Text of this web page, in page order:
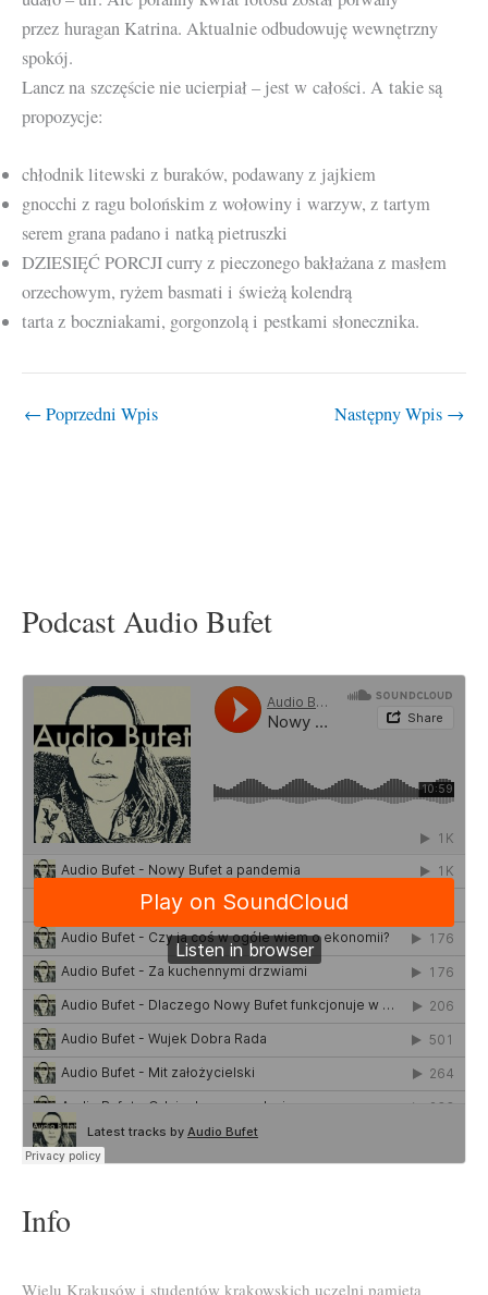
przez huragan Katrina. Aktualnie odbudowuję wewnętrzny
spokój.
Lancz na szczęście nie ucierpiał – jest w całości. A takie są
propozycje:
chłodnik litewski z buraków, podawany z jajkiem
gnocchi z ragu bolońskim z wołowiny i warzyw, z tartym
serem grana padano i natką pietruszki
DZIESIĘĆ PORCJI curry z pieczonego bakłażana z masłem
orzechowym, ryżem basmati i świeżą kolendrą
tarta z boczniakami, gorgonzolą i pestkami słonecznika.
← Poprzedni Wpis Następny Wpis →
Podcast Audio Bufet
Info
Wielu Krakusów i studentów krakowskich uczelni pamięta